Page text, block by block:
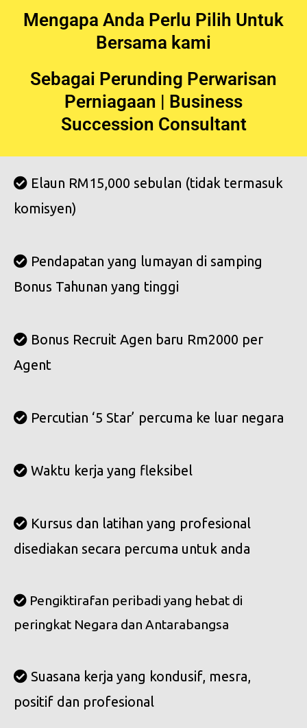
Mengapa Anda Perlu Pilih Untuk
Bersama kami
Sebagai Perunding Perwarisan
Perniagaan | Business
Succession Consultant
Elaun RM15,000 sebulan (tidak termasuk
komisyen)
Pendapatan yang lumayan di samping
Bonus Tahunan yang tinggi
Bonus Recruit Agen baru Rm2000 per
Agent
Percutian ‘5 Star’ percuma ke luar negara
Waktu kerja yang fleksibel
Kursus dan latihan yang profesional
disediakan secara percuma untuk anda
Pengiktirafan peribadi yang hebat di
peringkat Negara dan Antarabangsa
Suasana kerja yang kondusif, mesra,
positif dan profesional